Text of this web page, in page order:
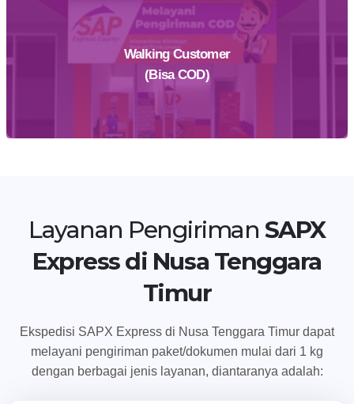
Daftar Sekarang
Walking Customer
(Bisa COD)
Layanan Pengiriman SAPX
Express di Nusa Tenggara
Timur
Ekspedisi SAPX Express di Nusa Tenggara Timur dapat
melayani pengiriman paket/dokumen mulai dari 1 kg
dengan berbagai jenis layanan, diantaranya adalah: